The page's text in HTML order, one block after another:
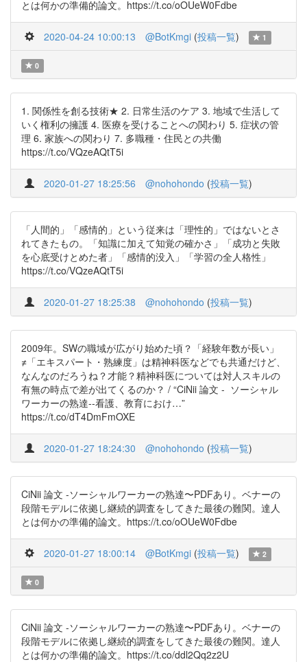
とは何かの準備的論文。https://t.co/oOUeW0Fdbe
2020-04-24 10:00:13 @BotKmgi (投稿一覧) 1
0
1. 関係性を創る技術★ 2. 日常生活のケア 3. 地域で生活して
いく権利の擁護 4. 医療を受けることへの関わり 5. 症状の管
理 6. 家族への関わり 7. 多職種・住民との共働
https://t.co/VQzeAQtT5i
2020-01-27 18:25:56 @nohohondo (投稿一覧)
「人間的」「感情的」という従来は「理性的」ではないとさ
れてきたもの。「知識に加えて知覚の確かさ」「成功と失敗
を心底受けとめた者」「感情的没入」「学習の全人格性」
https://t.co/VQzeAQtT5i
2020-01-27 18:25:38 @nohohondo (投稿一覧)
2009年。SWの職域が広がり始めた頃？「経験年数が長い」
≠「エキスパート・熟練度」は精神科医などでも共通だけど、
なんなのだろうね？才能？精神科医については対人スキルの
有無の時点で差が出てくるのか？ / “CiNii 論文 - ソーシャル
ワーカーの熟達--看護、教育におけ…”
https://t.co/dT4DmFmOXE
2020-01-27 18:24:30 @nohohondo (投稿一覧)
CiNii 論文 -ソーシャルワーカーの熟達〜PDFあり。ベナーの
段階モデルに依拠し継続的調査をしてきた最後の難関。達人
とは何かの準備的論文。https://t.co/oOUeW0Fdbe
2020-01-27 18:00:14 @BotKmgi (投稿一覧) 2
0
CiNii 論文 -ソーシャルワーカーの熟達〜PDFあり。ベナーの
段階モデルに依拠し継続的調査をしてきた最後の難関。達人
とは何かの準備的論文。https://t.co/ddl2Qq2z2U